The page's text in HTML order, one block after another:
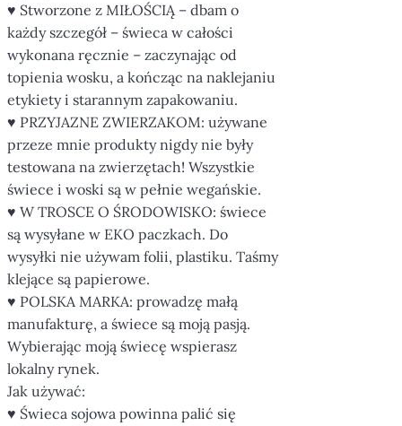
♥ Stworzone z MIŁOŚCIĄ – dbam o
każdy szczegół – świeca w całości
wykonana ręcznie – zaczynając od
topienia wosku, a kończąc na naklejaniu
etykiety i starannym zapakowaniu.
♥ PRZYJAZNE ZWIERZAKOM: używane
przeze mnie produkty nigdy nie były
testowana na zwierzętach! Wszystkie
świece i woski są w pełnie wegańskie.
♥ W TROSCE O ŚRODOWISKO: świece
są wysyłane w EKO paczkach. Do
wysyłki nie używam folii, plastiku. Taśmy
klejące są papierowe.
♥ POLSKA MARKA: prowadzę małą
manufakturę, a świece są moją pasją.
Wybierając moją świecę wspierasz
lokalny rynek.
Jak używać:
♥ Świeca sojowa powinna palić się